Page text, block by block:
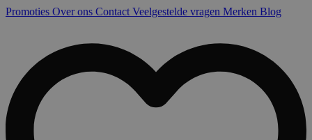
Promoties Over ons Contact Veelgestelde vragen Merken Blog